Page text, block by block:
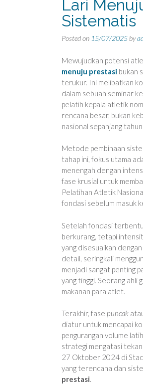
Lari
Sistematis
Posted on 15/07/2025 by
Mewujudkan potensi
menuju prestasi bukan
terukur. Ini melibatkan
dalam sebuah seminar
pelatih kepala atletik
rencana besar, bukan
nasional sepanjang
Metode pembinaan
tahap ini, fokus utama
menengah dengan
fase krusial untuk
Pelatihan Atletik
fondasi sebelum masuk
Setelah fondasi
berkurang, tetapi
yang disesuaikan
detail, seringkali
menjadi sangat penting
yang tinggi. Seorang
makanan para atlet.
Terakhir, fase puncak
diatur untuk mencapai
pengurangan volume
strategi mengatasi
27 Oktober 2024 di
yang terencana dan
prestasi.